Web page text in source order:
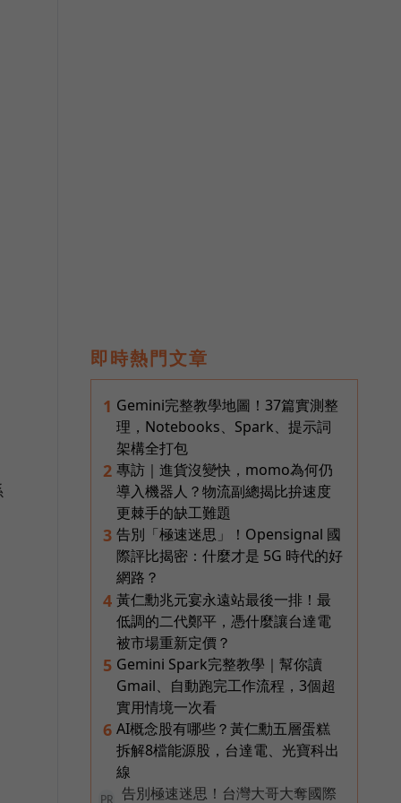
即時熱門文章
1 Gemini完整教學地圖！37篇實測整
理，Notebooks、Spark、提示詞
架構全打包
2 專訪｜進貨沒變快，momo為何仍
導入機器人？物流副總揭比拚速度
更棘手的缺工難題
3 告別「極速迷思」！Opensignal 國
際評比揭密：什麼才是 5G 時代的好
網路？
4 黃仁勳兆元宴永遠站最後一排！最
低調的二代鄭平，憑什麼讓台達電
被市場重新定價？
5 Gemini Spark完整教學｜幫你讀
Gmail、自動跑完工作流程，3個超
實用情境一次看
6 AI概念股有哪些？黃仁勳五層蛋糕
拆解8檔能源股，台達電、光寶科出
線
PR 告別極速迷思！台灣大哥大奪國際